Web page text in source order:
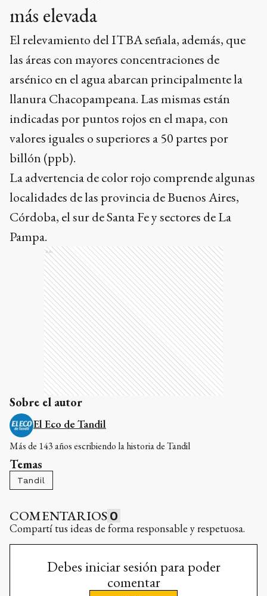
más elevada
El relevamiento del ITBA señala, además, que
las áreas con mayores concentraciones de
arsénico en el agua abarcan principalmente la
llanura Chacopampeana. Las mismas están
indicadas por puntos rojos en el mapa, con
valores iguales o superiores a 50 partes por
billón (ppb).
La advertencia de color rojo comprende algunas
localidades de las provincia de Buenos Aires,
Córdoba, el sur de Santa Fe y sectores de La
Pampa.
Ads
Sobre el autor
El Eco de Tandil
Más de 143 años escribiendo la historia de Tandil
Temas
Tandil
COMENTARIOS 0
Compartí tus ideas de forma responsable y respetuosa.
Debes iniciar sesión para poder
comentar